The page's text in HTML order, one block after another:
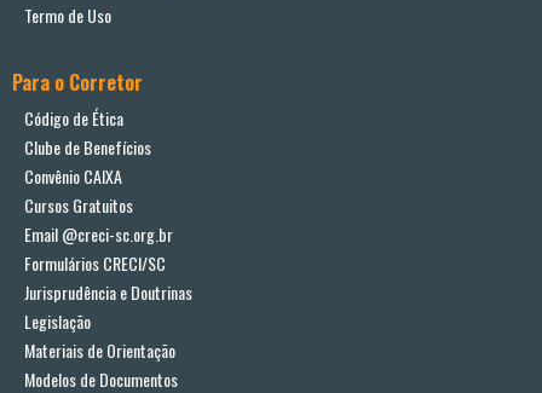
Termo de Uso
Para o Corretor
Código de Ética
Clube de Benefícios
Convênio CAIXA
Cursos Gratuitos
Email @creci-sc.org.br
Formulários CRECI/SC
Jurisprudência e Doutrinas
Legislação
Materiais de Orientação
Modelos de Documentos